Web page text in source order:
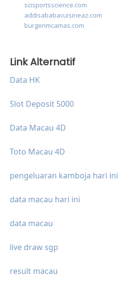
scisportsscience.com
addisababacuisineaz.com
burgerimcamas.com
Link Alternatif
Data HK
Slot Deposit 5000
Data Macau 4D
Toto Macau 4D
pengeluaran kamboja hari ini
data macau hari ini
data macau
live draw sgp
result macau